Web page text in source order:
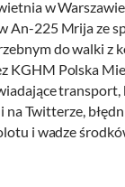
w
An-225 Mrija ze
do walki z
KGHM Polska
transport,
na Twitterze,
i wadze